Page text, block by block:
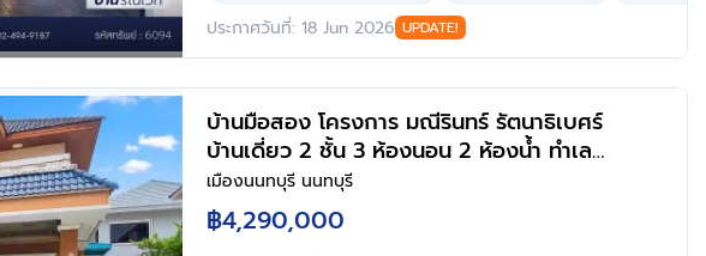
ประกาศวันที่: 18 Jun 2026 UPDATE!
บ้านมือสอง โครงการ มณีรินทร์ รัตนาธิเบศร์
บ้านเดี่ยว 2 ชั้น 3 ห้องนอน 2 ห้องน้ำ ทำเล
เมืองนนทบุรี ใกล้รถไฟฟ้าสายสีม่วง สถานี
บางรักน้อย-ท่าอิฐ ใกล้เซ็นทรัล เวสต์เกต บน
เนื้อที่ 52.9 ตร.ว. พร้อมเข้าอยู่
เมืองนนทบุรี นนทบุรี
฿4,290,000